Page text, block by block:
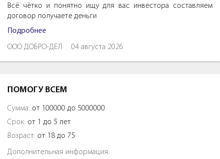
Всё чётко и понятно ищу для вас инвестора составляем
договор получаете деньги
Подробнее
ООО ДОБРО-ДЕЛ 04 августа 2026
ПОМОГУ ВСЕМ
Сумма: от 100000 до 5000000
Срок: от 1 до 5 лет
Возраст: от 18 до 75
Дополнительная информация: